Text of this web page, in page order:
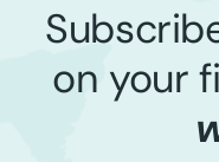
on your